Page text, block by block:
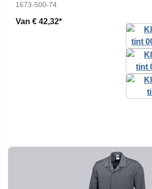
1673-500-74
Van € 42,32*